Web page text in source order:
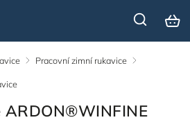
/ Pracovní zimní rukavice /